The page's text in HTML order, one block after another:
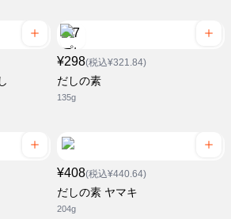
¥298(税込¥321.84)
だしの素
135g
¥408(税込¥440.64)
だしの素 ヤマキ
204g